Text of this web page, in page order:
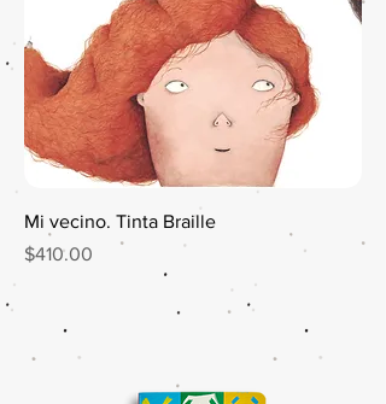
Mi vecino. Tinta Braille
Precio
$410.00